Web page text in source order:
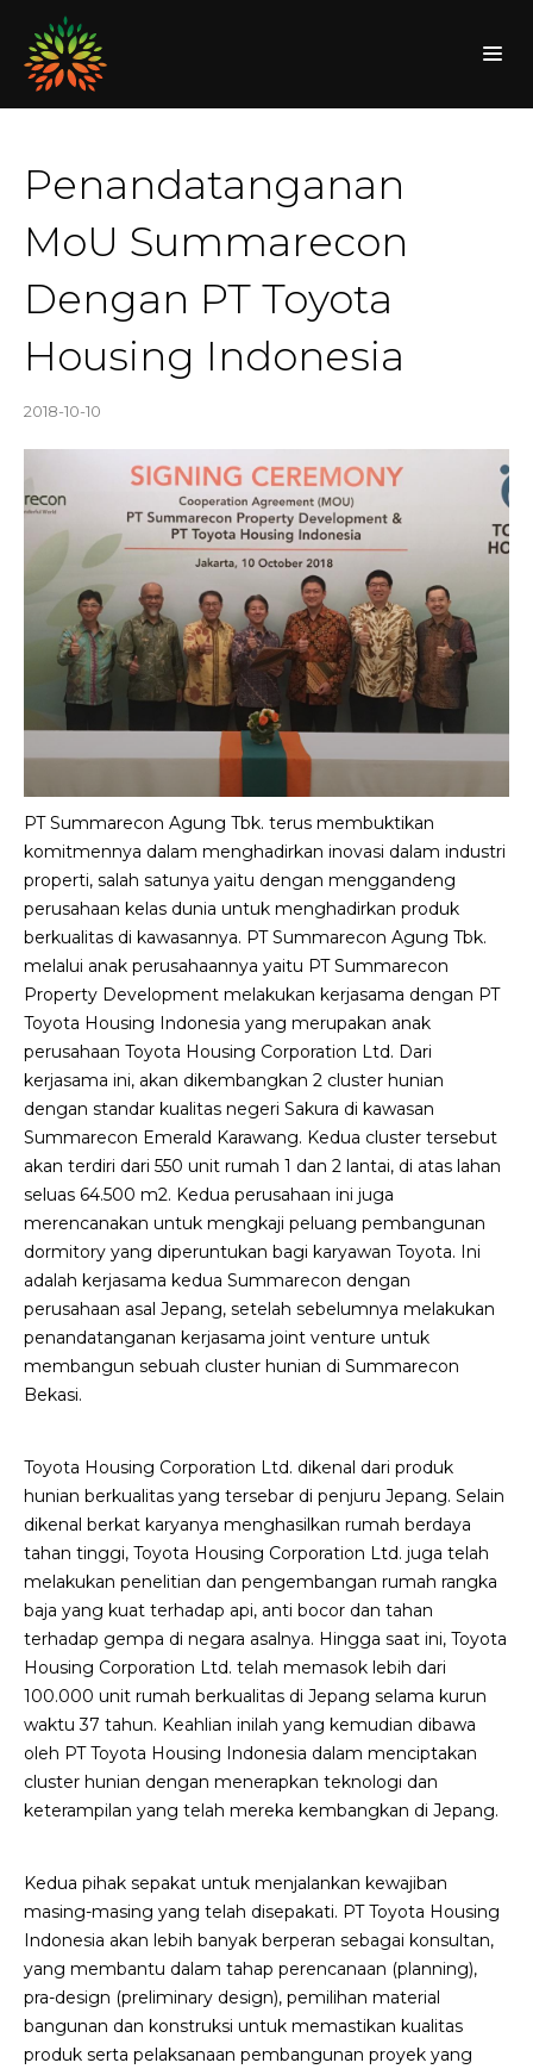
Penandatanganan
MoU Summarecon
Dengan PT Toyota
Housing Indonesia
2018-10-10
PT Summarecon Agung Tbk. terus membuktikan
komitmennya dalam menghadirkan inovasi dalam industri
properti, salah satunya yaitu dengan menggandeng
perusahaan kelas dunia untuk menghadirkan produk
berkualitas di kawasannya. PT Summarecon Agung Tbk.
melalui anak perusahaannya yaitu PT Summarecon
Property Development melakukan kerjasama dengan PT
Toyota Housing Indonesia yang merupakan anak
perusahaan Toyota Housing Corporation Ltd. Dari
kerjasama ini, akan dikembangkan 2 cluster hunian
dengan standar kualitas negeri Sakura di kawasan
Summarecon Emerald Karawang. Kedua cluster tersebut
akan terdiri dari 550 unit rumah 1 dan 2 lantai, di atas lahan
seluas 64.500 m2. Kedua perusahaan ini juga
merencanakan untuk mengkaji peluang pembangunan
dormitory yang diperuntukan bagi karyawan Toyota. Ini
adalah kerjasama kedua Summarecon dengan
perusahaan asal Jepang, setelah sebelumnya melakukan
penandatanganan kerjasama joint venture untuk
membangun sebuah cluster hunian di Summarecon
Bekasi.
Toyota Housing Corporation Ltd. dikenal dari produk
hunian berkualitas yang tersebar di penjuru Jepang. Selain
dikenal berkat karyanya menghasilkan rumah berdaya
tahan tinggi, Toyota Housing Corporation Ltd. juga telah
melakukan penelitian dan pengembangan rumah rangka
baja yang kuat terhadap api, anti bocor dan tahan
terhadap gempa di negara asalnya. Hingga saat ini, Toyota
Housing Corporation Ltd. telah memasok lebih dari
100.000 unit rumah berkualitas di Jepang selama kurun
waktu 37 tahun. Keahlian inilah yang kemudian dibawa
oleh PT Toyota Housing Indonesia dalam menciptakan
cluster hunian dengan menerapkan teknologi dan
keterampilan yang telah mereka kembangkan di Jepang.
Kedua pihak sepakat untuk menjalankan kewajiban
masing-masing yang telah disepakati. PT Toyota Housing
Indonesia akan lebih banyak berperan sebagai konsultan,
yang membantu dalam tahap perencanaan (planning),
pra-design (preliminary design), pemilihan material
bangunan dan konstruksi untuk memastikan kualitas
produk serta pelaksanaan pembangunan proyek yang